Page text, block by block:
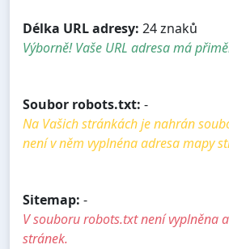
Délka URL adresy: 24 znaků
Výborně! Vaše URL adresa má
Soubor robots.txt: -
Na Vašich stránkách je nahrán
není v něm vyplnéna adresa mapy
Sitemap: -
V souboru robots.txt není vyplněna
stránek.